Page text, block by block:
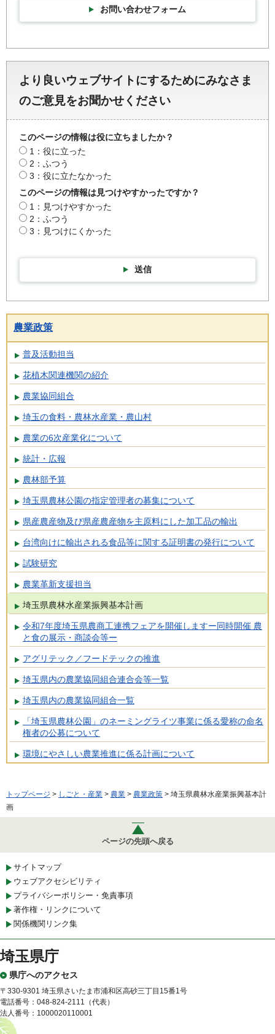
お問い合わせフォーム
より良いウェブサイトにするためにみなさま
のご意見をお聞かせください
このページの情報は役に立ちましたか？
1：役に立った
2：ふつう
3：役に立たなかった
このページの情報は見つけやすかったですか？
1：見つけやすかった
2：ふつう
3：見つけにくかった
送信
農業政策
普及活動担当
花植木関連機関の紹介
農業協同組合
埼玉の食料・農林水産業・農山村
農業の6次産業化について
統計・広報
農林部予算
埼玉県農林公園の指定管理者の募集について
県産農産物及び県産農産物を主原料にした加工品の輸出
台湾向けに輸出される食品等に関する証明書の発行について
試験研究
農業革新支援担当
埼玉県農林水産業振興基本計画
令和7年度埼玉県農商工連携フェアを開催しますー同時開催 農
と食の展示・商談会等ー
アグリテック／フードテックの推進
埼玉県内の農業協同組合連合会等一覧
埼玉県内の農業協同組合一覧
「埼玉県農林公園」のネーミングライツ事業に係る愛称の命名
権者の公募について
環境にやさしい農業推進に係る計画について
トップページ > しごと・産業 > 農業 > 農業政策 > 埼玉県農林水産業振興基本計
画
ページの先頭へ戻る
サイトマップ
ウェブアクセシビリティ
プライバシーポリシー・免責事項
著作権・リンクについて
関係機関リンク集
埼玉県庁
県庁へのアクセス
〒330-9301 埼玉県さいたま市浦和区高砂三丁目15番1号
電話番号：048-824-2111（代表）
法人番号：1000020110001